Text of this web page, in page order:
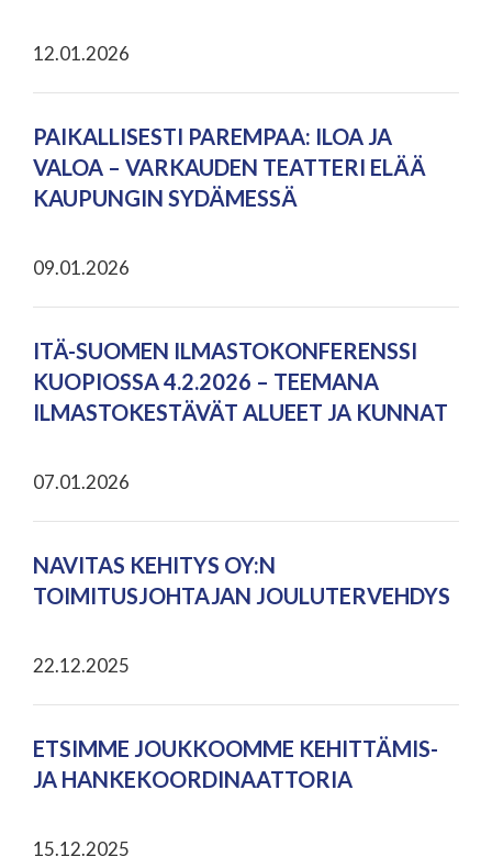
12.01.2026
PAIKALLISESTI PAREMPAA: ILOA JA
VALOA – VARKAUDEN TEATTERI ELÄÄ
KAUPUNGIN SYDÄMESSÄ
09.01.2026
ITÄ-SUOMEN ILMASTOKONFERENSSI
KUOPIOSSA 4.2.2026 – TEEMANA
ILMASTOKESTÄVÄT ALUEET JA KUNNAT
07.01.2026
NAVITAS KEHITYS OY:N
TOIMITUSJOHTAJAN JOULUTERVEHDYS
22.12.2025
ETSIMME JOUKKOOMME KEHITTÄMIS-
JA HANKEKOORDINAATTORIA
15.12.2025